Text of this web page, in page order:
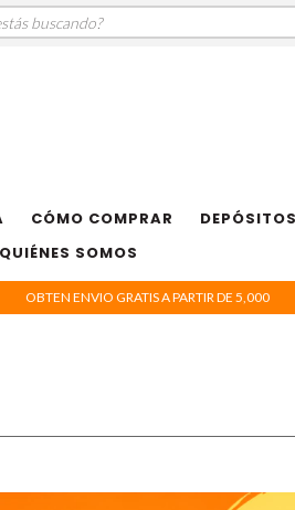
CÓMO COMPRAR DEPÓSITOS
QUIÉNES SOMOS
OBTEN ENVIO GRATIS A PARTIR DE 5,000